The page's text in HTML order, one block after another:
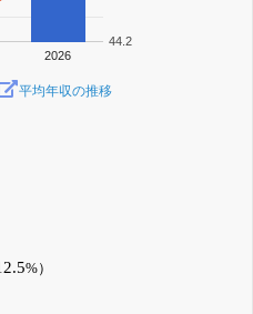
2026
44.2
平均年収の推移
%）